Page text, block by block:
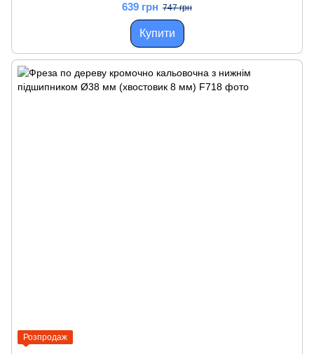
639 грн 747 грн
Купити
Розпродаж